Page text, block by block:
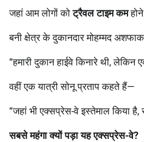
जहां आम लोगों कोट्रैवल टाइम कम
बनी क्षेत्र के दुकानदार मोहम्मद
“हमारी दुकान हाईवे किनारे थी,
वहीं एक यात्री सोनू प्रताप कहते हैं—
“जहां भी एक्सप्रेस-वे इस्तेमाल किया
सबसे महंगा क्यों पड़ा यह एक्सप्रेस-वे?